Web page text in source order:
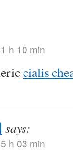
h 10 min
cialis
says:
h 03 min